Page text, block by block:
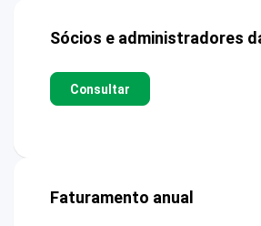
Sócios e administradores
Consultar
Faturamento anual